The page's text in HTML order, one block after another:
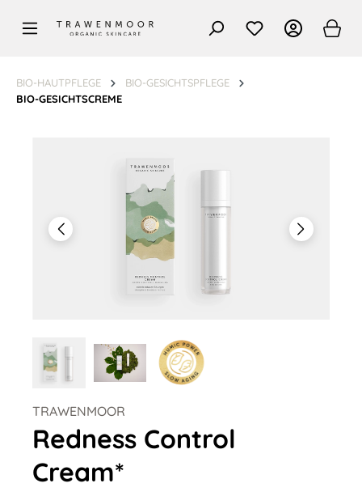
springen
BIO-HAUTPFLEGE
BIO-GESICHTSPFLEGE
BIO-GESICHTSCREME
TRAWENMOOR
Redness Control
Cream*